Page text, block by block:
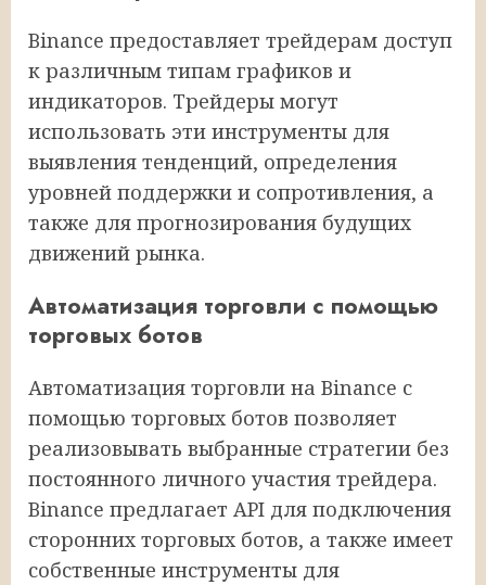
Binance предоставляет трейдерам доступ
к различным типам графиков и
индикаторов. Трейдеры могут
использовать эти инструменты для
выявления тенденций, определения
уровней поддержки и сопротивления, а
также для прогнозирования будущих
движений рынка.
Автоматизация торговли с помощью
торговых ботов
Автоматизация торговли на Binance с
помощью торговых ботов позволяет
реализовывать выбранные стратегии без
постоянного личного участия трейдера.
Binance предлагает API для подключения
сторонних торговых ботов, а также имеет
собственные инструменты для